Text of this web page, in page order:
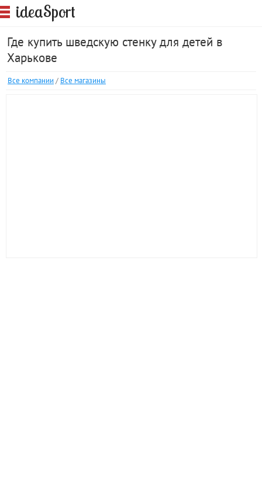
ideaSport
Где купить шведскую стенку для детей в
Харькове
Все компании / Все магазины